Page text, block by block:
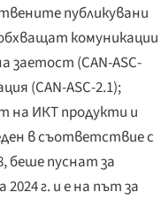
публикувани
комуникации
заетост (CAN-ASC-
(CAN-ASC-2.1);
на ИКТ продукти и
в съответствие с
беше пуснат за
г. и е на път за